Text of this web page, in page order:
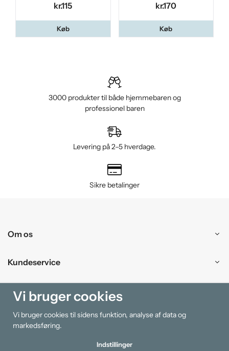
kr.115
Køb
kr.170
Køb
3000 produkter til både hjemmebaren og
professionel baren
Levering på 2–5 hverdage.
Sikre betalinger
Om os
Kundeservice
Handle ind
Information
Vi bruger cookies
Vi bruger cookies til sidens funktion, analyse af data og
markedsføring.
Indstillinger